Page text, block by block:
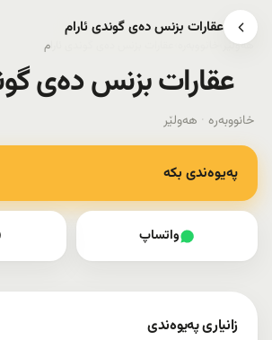
عقارات بزنس دەی گوندی ئارام
هەولێر عقارات بزنس دەی گوندی ئارام
عقارات بزنس دەی
خانووبەرە · هەولێر
پەیوەندی بکە
واتساپ
زانیاری پەیوەندی